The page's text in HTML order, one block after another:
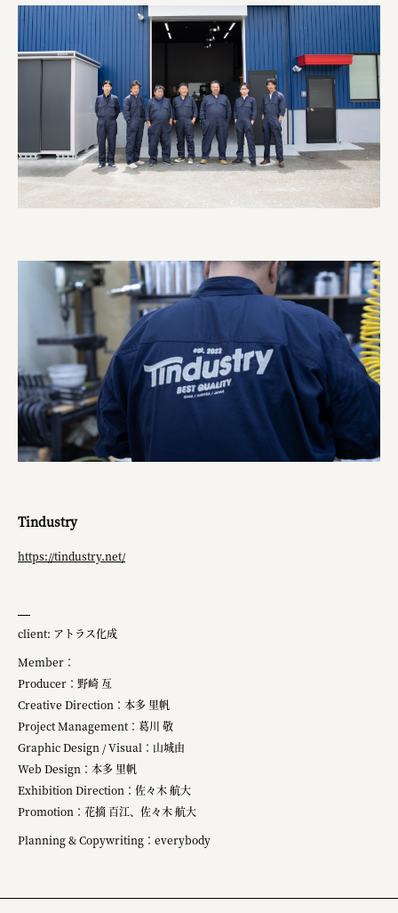
Tindustry
https://tindustry.net/
client: アトラス化成
Member​：
Producer：野崎​ 亙
Creative Direction：本多 里帆
Project Management：葛川 敬
Graphic Design / Visual：山城由
Web Design：本多 里帆
Exhibition Direction：佐々木 航大
Promotion：花摘 百江、佐々木 航大
Planning & Copywriting：everybody